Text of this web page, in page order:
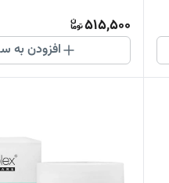
515,500
افزودن به